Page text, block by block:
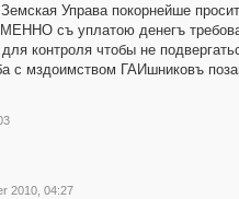
Управа покорнейше
съ уплатою денегъ
контроля чтобы не
с мздоимством ГАИшниковъ
2010, 04:27